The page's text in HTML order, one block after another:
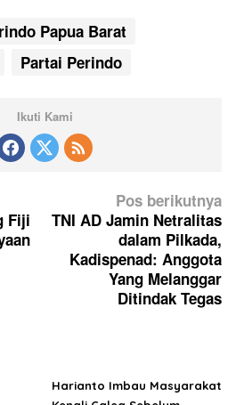
Papua Barat
Partai Perindo
Ikuti Kami
Fiji
Pos berikutnya
TNI AD Jamin Netralitas
dalam Pilkada,
Kadispenad: Anggota
Yang Melanggar
Ditindak Tegas
Harianto Imbau Masyarakat